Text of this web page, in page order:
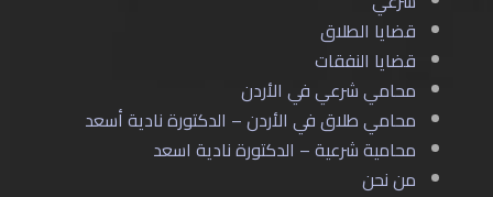
قضايا الطلاق
قضايا النفقات
محامي شرعي في الأردن
محامي طلاق في الأردن – الدكتورة نادية أسعد
محامية شرعية – الدكتورة نادية اسعد
من نحن